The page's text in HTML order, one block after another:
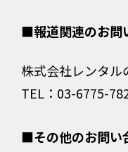
■報道関連のお問
株式会社レンタ
TEL：03-6775-
■その他のお問い